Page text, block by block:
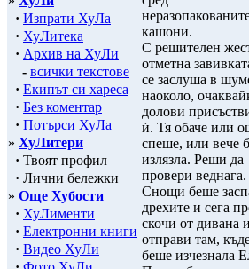
· Изпрати ХуЛа
· ХуЛитека
· Архив на ХуЛи
- всички текстове
· Екипът си хареса
· Без коментар
· Потърси ХуЛа
» ХуЛитери
· Твоят профил
· Лични бележки
» Още Хубости
· ХуЛименти
· Електронни книги
· Видео ХуЛи
кашони.
С решителен
отметна
се заслуша в
наоколо,
долови
ѝ. Тя обаче или
спеше, или вече
излязла. Реши да
провери веднага.
Снощи беше
дрехите и сега
скочи от дивана
отправи там,
беше изчезнала